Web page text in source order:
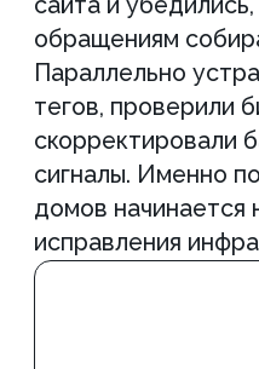
Оптимизация
ключевым кластерам
По мере накопления данных
перераспределяли
наиболее перспективных
Наиболее заметный
кластеры по кирпичным
газобетону. Именно
продвижение
домов и SEO
газобетона требуют